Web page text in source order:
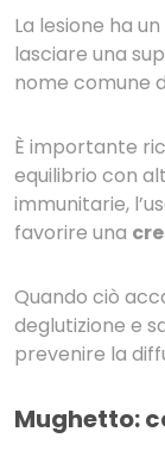
La lesione ha
lasciare una
nome comune
È importante
equilibrio con
immunitarie,
favorire una
Quando ciò
deglutizione e
prevenire la
Mughetto: